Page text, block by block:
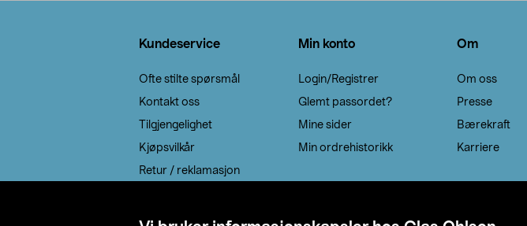
Kundeservice
Ofte stilte spørsmål
Kontakt oss
Tilgjengelighet
Kjøpsvilkår
Retur / reklamasjon
Min konto
Login/Registrer
Glemt passordet?
Mine sider
Min ordrehistorikk
Om
Om oss
Presse
Bærekraft
Karriere